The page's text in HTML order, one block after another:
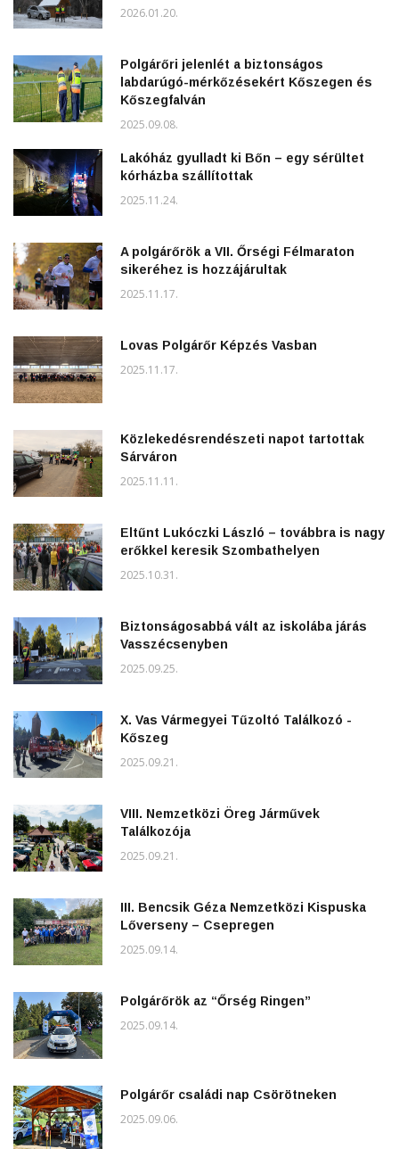
2026.01.20.
Polgárőri jelenlét a biztonságos
labdarúgó-mérkőzésekért Kőszegen és
Kőszegfalván
2025.09.08.
Lakóház gyulladt ki Bőn – egy sérültet
kórházba szállítottak
2025.11.24.
A polgárőrök a VII. Őrségi Félmaraton
sikeréhez is hozzájárultak
2025.11.17.
Lovas Polgárőr Képzés Vasban
2025.11.17.
Közlekedésrendészeti napot tartottak
Sárváron
2025.11.11.
Eltűnt Lukóczki László – továbbra is nagy
erőkkel keresik Szombathelyen
2025.10.31.
Biztonságosabbá vált az iskolába járás
Vasszécsenyben
2025.09.25.
X. Vas Vármegyei Tűzoltó Találkozó -
Kőszeg
2025.09.21.
VIII. Nemzetközi Öreg Járművek
Találkozója
2025.09.21.
III. Bencsik Géza Nemzetközi Kispuska
Lőverseny – Csepregen
2025.09.14.
Polgárőrök az “Őrség Ringen”
2025.09.14.
Polgárőr családi nap Csörötneken
2025.09.06.